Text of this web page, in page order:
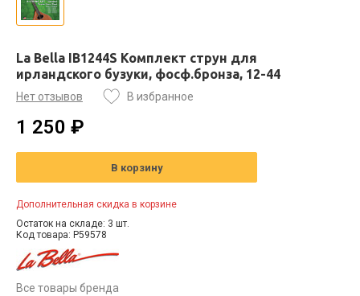
La Bella IB1244S Комплект струн для
ирландского бузуки, фосф.бронза, 12-44
Нет отзывов В избранное
1 250 ₽
В корзину
Дополнительная скидка в корзине
Остаток на складе: 3 шт.
Код товара: P59578
Все товары бренда